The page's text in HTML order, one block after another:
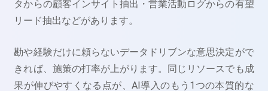
タからの顧客インサイト抽出・営業活動ログからの有望
リード抽出などがあります。
勘や経験だけに頼らないデータドリブンな意思決定がで
きれば、施策の打率が上がります。同じリソースでも成
果が伸びやすくなる点が、AI導入のもう1つの本質的な